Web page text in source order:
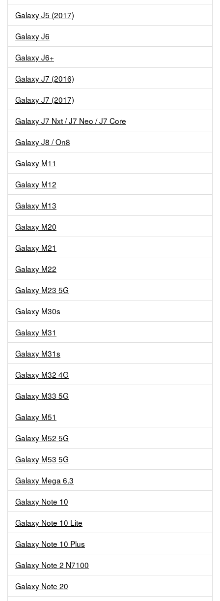
Galaxy J5 (2017)
Galaxy J6
Galaxy J6+
Galaxy J7 (2016)
Galaxy J7 (2017)
Galaxy J7 Nxt / J7 Neo / J7 Core
Galaxy J8 / On8
Galaxy M11
Galaxy M12
Galaxy M13
Galaxy M20
Galaxy M21
Galaxy M22
Galaxy M23 5G
Galaxy M30s
Galaxy M31
Galaxy M31s
Galaxy M32 4G
Galaxy M33 5G
Galaxy M51
Galaxy M52 5G
Galaxy M53 5G
Galaxy Mega 6.3
Galaxy Note 10
Galaxy Note 10 Lite
Galaxy Note 10 Plus
Galaxy Note 2 N7100
Galaxy Note 20